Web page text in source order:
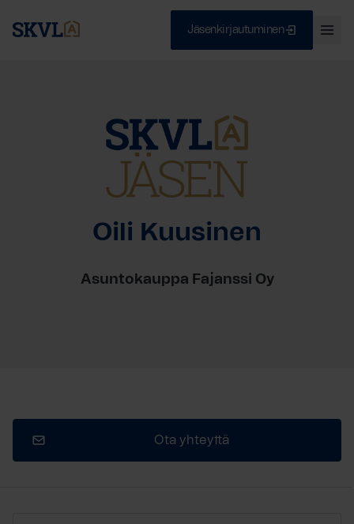
Jäsenkirjautuminen
Oili Kuusinen
Asuntokauppa Fajanssi Oy
Ota yhteyttä